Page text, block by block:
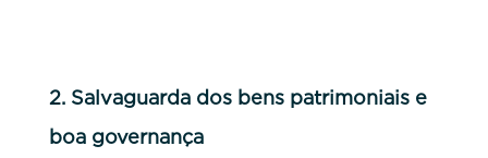
2. Salvaguarda dos bens patrimoniais e
boa governança